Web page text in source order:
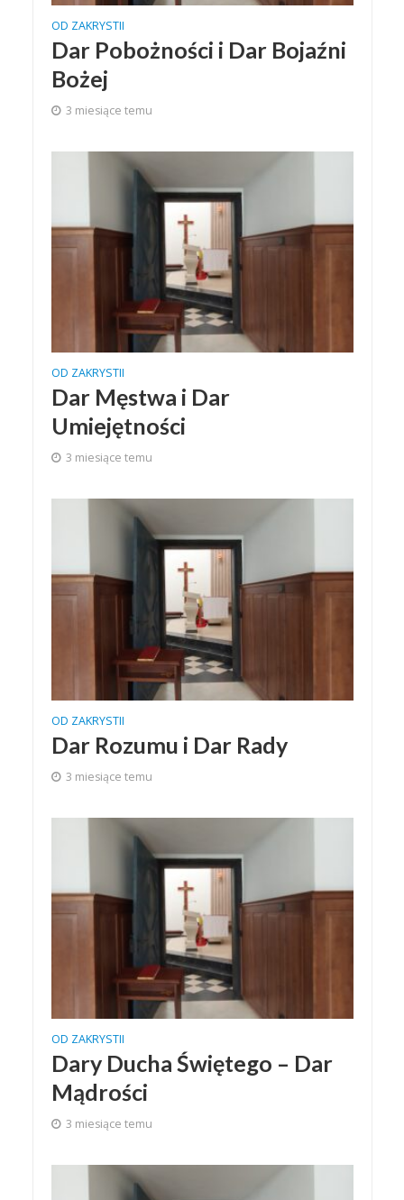
OD ZAKRYSTII
Dar Pobożności i Dar Bojaźni
Bożej
3 miesiące temu
OD ZAKRYSTII
Dar Męstwa i Dar
Umiejętności
3 miesiące temu
OD ZAKRYSTII
Dar Rozumu i Dar Rady
3 miesiące temu
OD ZAKRYSTII
Dary Ducha Świętego – Dar
Mądrości
3 miesiące temu